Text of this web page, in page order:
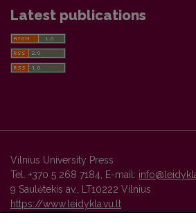
Latest publications
Vilnius University Press
Tel. +370 5 268 7184, E-mail:
9 Saulėtekis av., LT10222 Vilnius
https://www.leidykla.vu.lt